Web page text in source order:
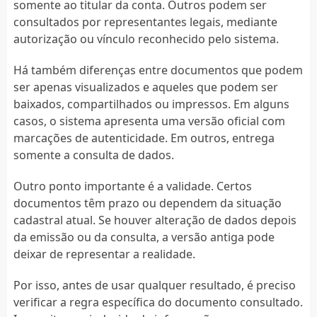
somente ao titular da conta. Outros podem ser
consultados por representantes legais, mediante
autorização ou vínculo reconhecido pelo sistema.
Há também diferenças entre documentos que podem
ser apenas visualizados e aqueles que podem ser
baixados, compartilhados ou impressos. Em alguns
casos, o sistema apresenta uma versão oficial com
marcações de autenticidade. Em outros, entrega
somente a consulta de dados.
Outro ponto importante é a validade. Certos
documentos têm prazo ou dependem da situação
cadastral atual. Se houver alteração de dados depois
da emissão ou da consulta, a versão antiga pode
deixar de representar a realidade.
Por isso, antes de usar qualquer resultado, é preciso
verificar a regra específica do documento consultado.